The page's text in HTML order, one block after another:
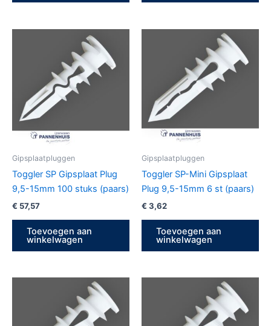
Gipsplaatpluggen
Toggler SP Gipsplaat Plug
9,5-15mm 100 stuks (paars)
€ 57,57
Toevoegen aan
winkelwagen
Gipsplaatpluggen
Toggler SP-Mini Gipsplaat
Plug 9,5-15mm 6 st (paars)
€ 3,62
Toevoegen aan
winkelwagen